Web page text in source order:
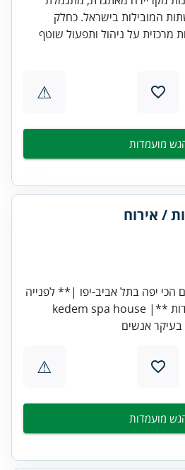
המובילות בישראל. כחלק
מרכזית על ניהול ותפעול שוטף
⚠
מועמדות
/ אירוח
יפה בתל אביב-יפו |** לפנייה
למשרה יש להגיש מועמדות **| kedem spa house
בעיקר אנשים
⚠
מועמדות